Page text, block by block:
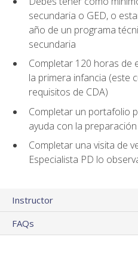
secundaria o GED, o
año de un programa
secundaria
Completar 120 horas de
la primera infancia (este
requisitos de CDA)
Completar un portafolio
ayuda con la
Completar una visita de
Especialista PD lo
Instructor
FAQs